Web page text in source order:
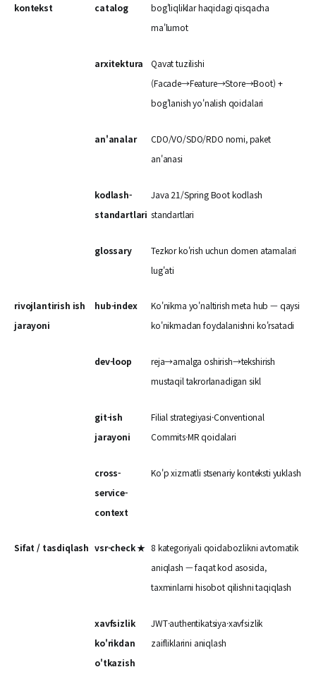
kontekst catalog
bog'liqliklar haqidagi qisqacha
ma'lumot
arxitektura
Qavat tuzilishi
(Facade→Feature→Store→Boot) +
bog'lanish yo'nalish qoidalari
an'analar
CDO/VO/SDO/RDO nomi, paket
an'anasi
kodlash-
standartlari
Java 21/Spring Boot kodlash
standartlari
glossary
Tezkor ko'rish uchun domen atamalari
lug'ati
rivojlantirish ish
jarayoni
hub-index
Ko'nikma yo'naltirish meta hub — qaysi
ko'nikmadan foydalanishni ko'rsatadi
dev-loop
reja→amalga oshirish→tekshirish
mustaqil takrorlanadigan sikl
git-ish
jarayoni
Filial strategiyasi·Conventional
Commits·MR qoidalari
cross-
service-
context
Ko'p xizmatli stsenariy konteksti yuklash
Sifat / tasdiqlash vsr-check ★ 8 kategoriyali qoidabozlikni avtomatik
aniqlash — faqat kod asosida,
taxminlarni hisobot qilishni taqiqlash
xavfsizlik
ko'rikdan
o'tkazish
JWT·authentikatsiya·xavfsizlik
zaifliklarini aniqlash